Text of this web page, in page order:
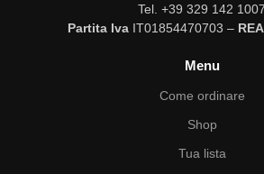
Tel. +39 329 142 1007
Partita Iva IT01854470703 – REA
Menu
Come ordinare
Shop
Tua lista